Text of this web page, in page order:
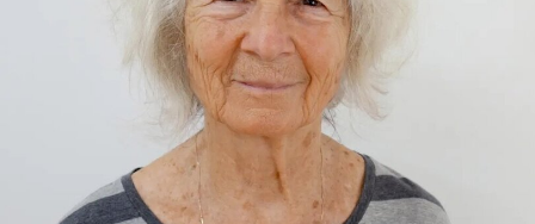
一位同事到岗接替后，才能去洗手间。与他们服务
的公众一样，这些员工也不允许将食物或饮料带入
主展厅或储藏区。
“这种展示我们文化遗产的创新模式，竟是由那些连
上厕所或喝口水都得不到充分保障的员工来实现
的，”Prospect工会秘书长迈克·克兰西（Mike